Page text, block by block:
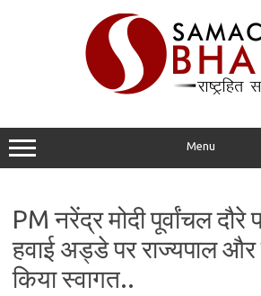
Menu
PM नरेंद्र मोदी पूर्वांचल दौरे
हवाई अड्डे पर राज्यपाल
किया स्वागत..